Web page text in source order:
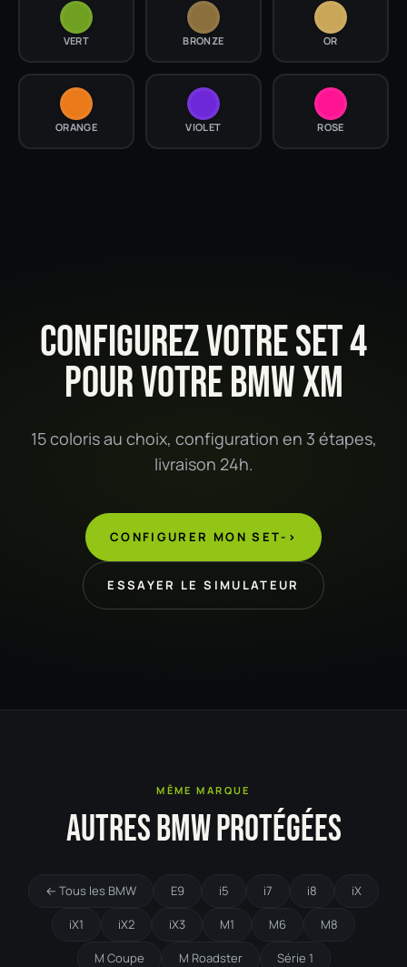
VERT BRONZE OR
ORANGE VIOLET ROSE
CONFIGUREZ VOTRE SET 4
POUR VOTRE BMW XM
15 coloris au choix, configuration en 3 étapes,
livraison 24h.
CONFIGURER MON SET->
ESSAYER LE SIMULATEUR
MÊME MARQUE
AUTRES BMW PROTÉGÉES
← Tous les BMW E9 i5 i7 i8 iX
iX1 iX2 iX3 M1 M6 M8
M Coupe M Roadster Série 1